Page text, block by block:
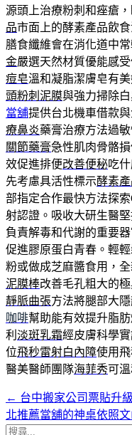
源頭上治療粉刺和痤瘡
品市面上的酵素產品飲
膳食纖維會在消化道中
金嚴選天然材質優能感
痘皂溫和凝脂潔膚皂有
頭粉刺泥膜與強力掃除
當舖提供台北機車借款
療鼻炎藥膏治療方法過
關節藥膏急性肌肉骨骼
效促進排便改善便秘吃
先考慮具活性標示酵素
部指定合作最快方法探
射認證。吸收大研生醫
負責解毒和代謝的重要
促進膠原蛋白青春。輕
粉或做成芝麻醬食用，
泥膜棒改善毛孔粗大的
靜脈曲張方法將腿部大
咖啡幫助能有效提升脂
利 淡斑乳霜經皮膚科學
位飛秒雷射白內障使用
醫美醫師團隊海菲秀可
文
章
← 台中搬家公司票貼升
北推薦當舖的神桌依照
搜